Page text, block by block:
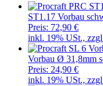
ST1.17 Vorbau
Preis: 72,90 €
inkl. 19% USt.,
Vorbau Ø 31,8mm
Preis: 24,90 €
inkl. 19% USt.,